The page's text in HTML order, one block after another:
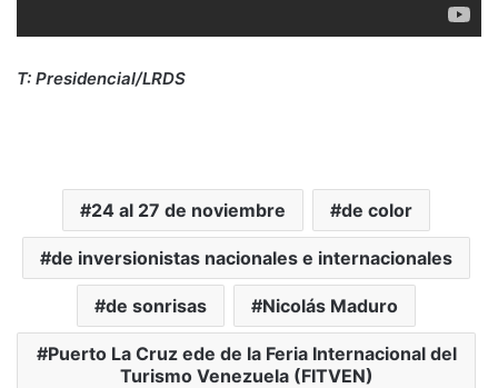
T: Presidencial/LRDS
24 al 27 de noviembre de color
de inversionistas nacionales e internacionales
de sonrisas Nicolás Maduro
Puerto La Cruz ede de la Feria Internacional del
Turismo Venezuela (FITVEN)